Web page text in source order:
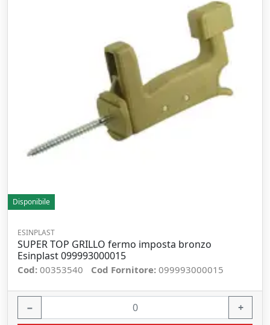
Disponibile
ESINPLAST
SUPER TOP GRILLO fermo imposta bronzo
Esinplast 099993000015
Cod: 00353540 Cod Fornitore: 099993000015
− +